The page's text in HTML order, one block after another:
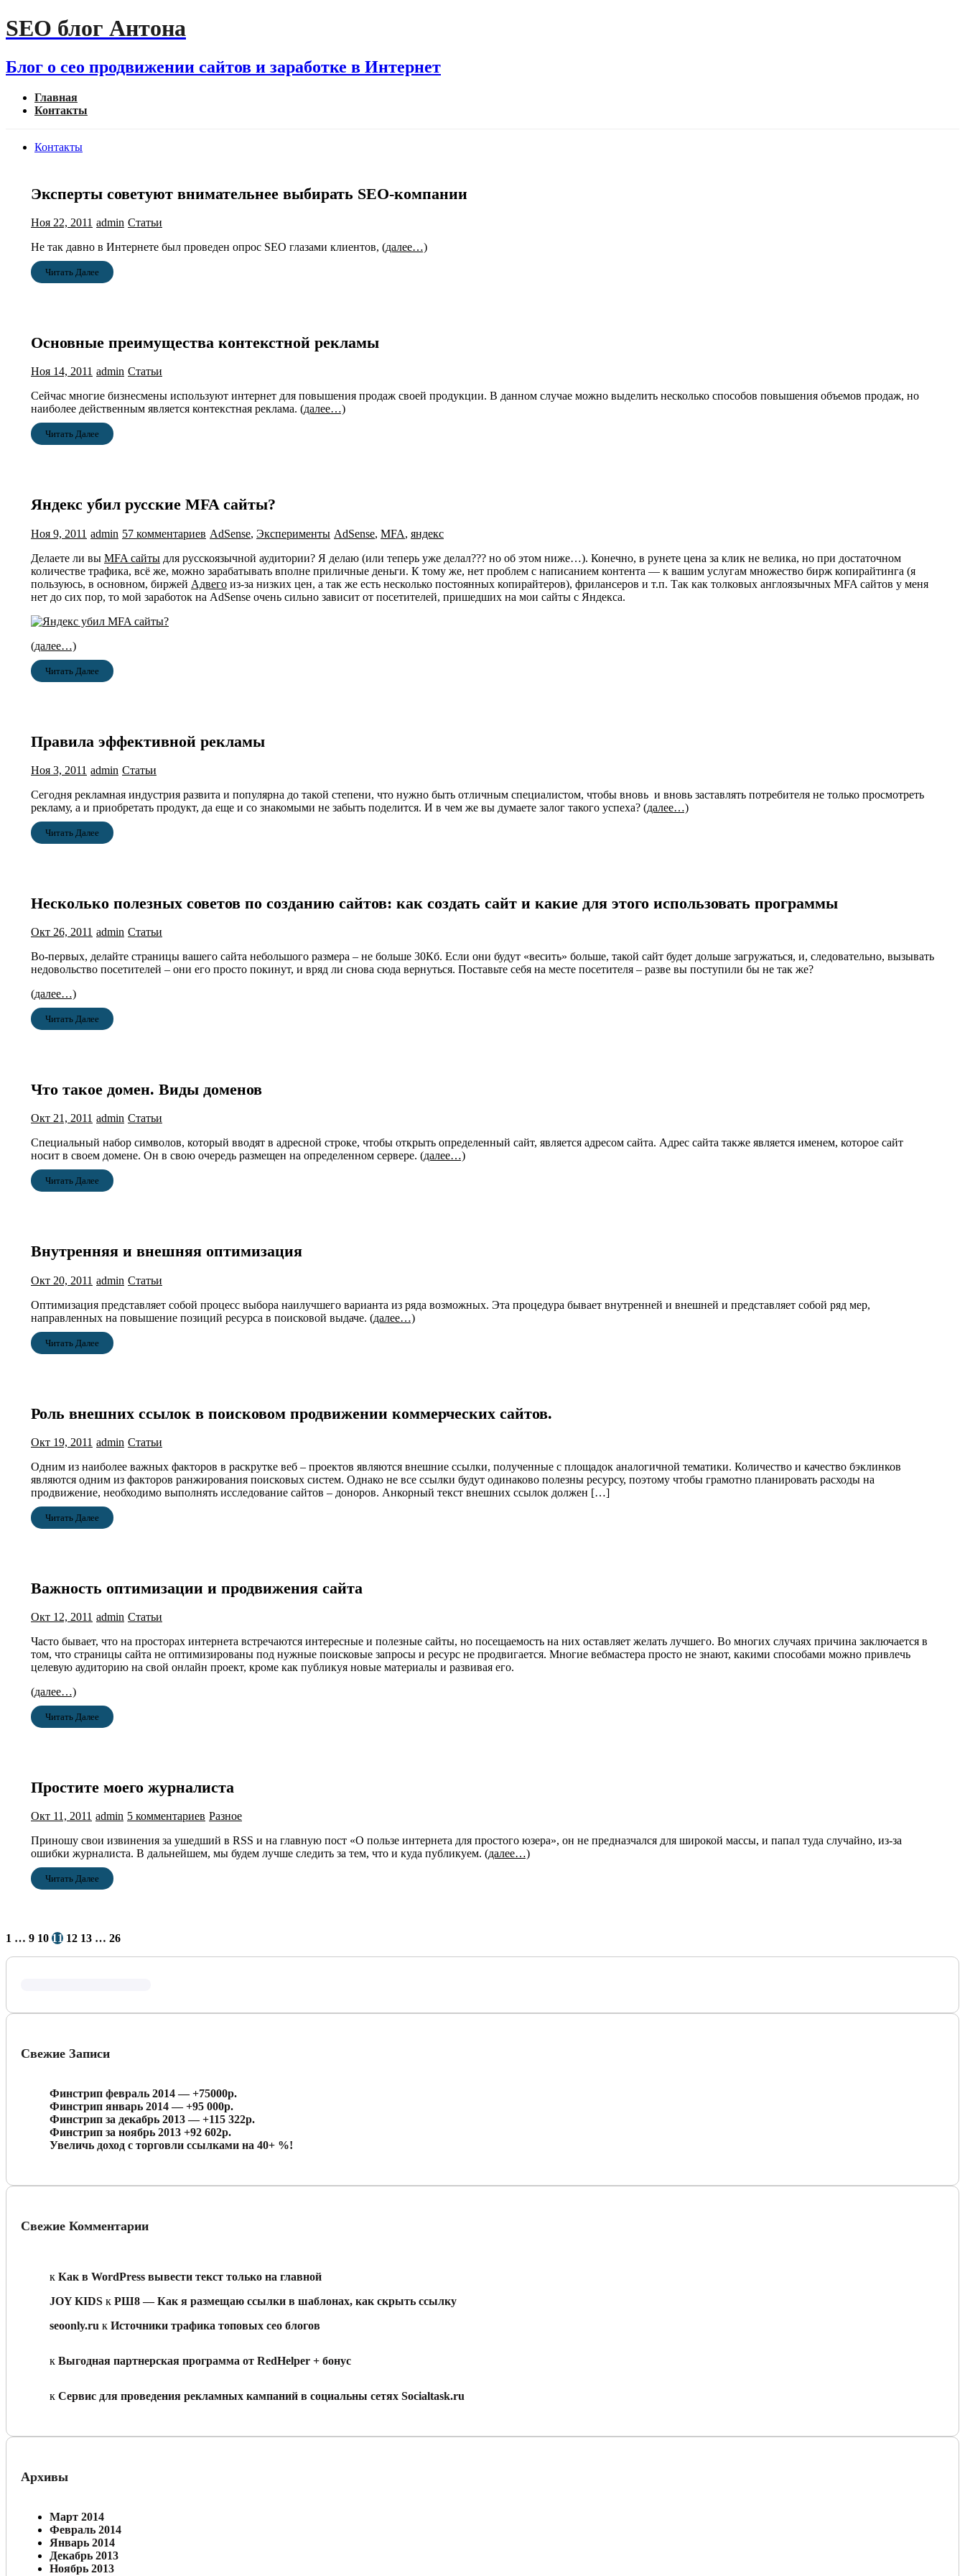
Перейти
к
SEO блог Антона
Блог о сео продвижении сайтов и заработке в Интернет
Главная
Контакты
Контакты
Эксперты советуют внимательнее выбирать SEO-компании
Ноя 22, 2011 admin Статьи
Не так давно в Интернете был проведен опрос SEO глазами клиентов, (далее…)
Читать Далее
Основные преимущества контекстной рекламы
Ноя 14, 2011 admin Статьи
Сейчас многие бизнесмены используют интернет для повышения продаж своей продукции. В данном случае можно выделить несколько способов повышения объемов продаж, но
наиболее действенным является контекстная реклама. (далее…)
Читать Далее
Яндекс убил русские MFA сайты?
Ноя 9, 2011 admin 57 комментариев AdSense, Эксперименты AdSense, MFA, яндекс
Делаете ли вы MFA сайты для русскоязычной аудитории? Я делаю (или теперь уже делал??? но об этом ниже…). Конечно, в рунете цена за клик не велика, но при достаточном
количестве трафика, всё же, можно зарабатывать вполне приличные деньги. К тому же, нет проблем с написанием контента — к вашим услугам множество бирж копирайтинга (я
пользуюсь, в основном, биржей Адвего из-за низких цен, а так же есть несколько постоянных копирайтеров), фрилансеров и т.п. Так как толковых англоязычных MFA сайтов у меня
нет до сих пор, то мой заработок на AdSense очень сильно зависит от посетителей, пришедших на мои сайты с Яндекса.
(далее…)
Читать Далее
Правила эффективной рекламы
Ноя 3, 2011 admin Статьи
Сегодня рекламная индустрия развита и популярна до такой степени, что нужно быть отличным специалистом, чтобы вновь и вновь заставлять потребителя не только просмотреть
рекламу, а и приобретать продукт, да еще и со знакомыми не забыть поделится. И в чем же вы думаете залог такого успеха? (далее…)
Читать Далее
Несколько полезных советов по созданию сайтов: как создать сайт и какие для этого использовать программы
Окт 26, 2011 admin Статьи
Во-первых, делайте страницы вашего сайта небольшого размера – не больше 30Кб. Если они будут «весить» больше, такой сайт будет дольше загружаться, и, следовательно, вызывать
недовольство посетителей – они его просто покинут, и вряд ли снова сюда вернуться. Поставьте себя на месте посетителя – разве вы поступили бы не так же?
(далее…)
Читать Далее
Что такое домен. Виды доменов
Окт 21, 2011 admin Статьи
Специальный набор символов, который вводят в адресной строке, чтобы открыть определенный сайт, является адресом сайта. Адрес сайта также является именем, которое сайт
носит в своем домене. Он в свою очередь размещен на определенном сервере. (далее…)
Читать Далее
Внутренняя и внешняя оптимизация
Окт 20, 2011 admin Статьи
Оптимизация представляет собой процесс выбора наилучшего варианта из ряда возможных. Эта процедура бывает внутренней и внешней и представляет собой ряд мер,
направленных на повышение позиций ресурса в поисковой выдаче. (далее…)
Читать Далее
Роль внешних ссылок в поисковом продвижении коммерческих сайтов.
Окт 19, 2011 admin Статьи
Одним из наиболее важных факторов в раскрутке веб – проектов являются внешние ссылки, полученные с площадок аналогичной тематики. Количество и качество бэклинков
являются одним из факторов ранжирования поисковых систем. Однако не все ссылки будут одинаково полезны ресурсу, поэтому чтобы грамотно планировать расходы на
продвижение, необходимо выполнять исследование сайтов – доноров. Анкорный текст внешних ссылок должен […]
Читать Далее
Важность оптимизации и продвижения сайта
Окт 12, 2011 admin Статьи
Часто бывает, что на просторах интернета встречаются интересные и полезные сайты, но посещаемость на них оставляет желать лучшего. Во многих случаях причина заключается в
том, что страницы сайта не оптимизированы под нужные поисковые запросы и ресурс не продвигается. Многие вебмастера просто не знают, какими способами можно привлечь
целевую аудиторию на свой онлайн проект, кроме как публикуя новые материалы и развивая его.
(далее…)
Читать Далее
Простите моего журналиста
Окт 11, 2011 admin 5 комментариев Разное
Приношу свои извинения за ушедший в RSS и на главную пост «О пользе интернета для простого юзера», он не предназчался для широкой массы, и папал туда случайно, из-за
ошибки журналиста. В дальнейшем, мы будем лучше следить за тем, что и куда публикуем. (далее…)
Читать Далее
Пагинация
записей
1 … 9 10 11 12 13 … 26
Свежие Записи
Финстрип февраль 2014 — +75000р.
Финстрип январь 2014 — +95 000р.
Финстрип за декабрь 2013 — +115 322р.
Финстрип за ноябрь 2013 +92 602р.
Увеличь доход с торговли ссылками на 40+ %!
Свежие Комментарии
к Как в WordPress вывести текст только на главной
JOY KIDS к РШ8 — Как я размещаю ссылки в шаблонах, как скрыть ссылку
seoonly.ru к Источники трафика топовых сео блогов
к Выгодная партнерская программа от RedHelper + бонус
к Сервис для проведения рекламных кампаний в социальны сетях Socialtask.ru
Архивы
Март 2014
Февраль 2014
Январь 2014
Декабрь 2013
Ноябрь 2013